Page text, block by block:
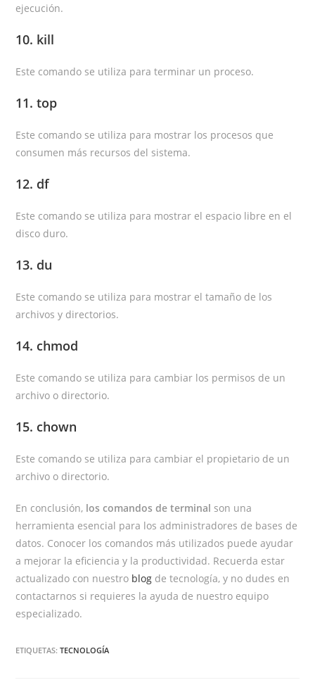
ejecución.
10. kill
Este comando se utiliza para terminar un proceso.
11. top
Este comando se utiliza para mostrar los procesos que
consumen más recursos del sistema.
12. df
Este comando se utiliza para mostrar el espacio libre en el
disco duro.
13. du
Este comando se utiliza para mostrar el tamaño de los
archivos y directorios.
14. chmod
Este comando se utiliza para cambiar los permisos de un
archivo o directorio.
15. chown
Este comando se utiliza para cambiar el propietario de un
archivo o directorio.
En conclusión, los comandos de terminal son una
herramienta esencial para los administradores de bases de
datos. Conocer los comandos más utilizados puede ayudar
a mejorar la eficiencia y la productividad. Recuerda estar
actualizado con nuestro blog de tecnología, y no dudes en
contactarnos si requieres la ayuda de nuestro equipo
especializado.
ETIQUETAS:TECNOLOGÍA